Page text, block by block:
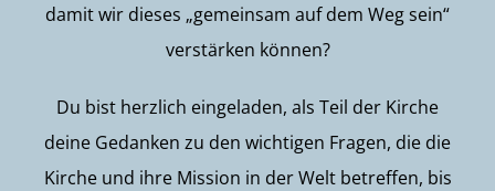
damit wir dieses „gemeinsam auf dem Weg sein“
verstärken können?
Du bist herzlich eingeladen, als Teil der Kirche
deine Gedanken zu den wichtigen Fragen, die die
Kirche und ihre Mission in der Welt betreffen, bis